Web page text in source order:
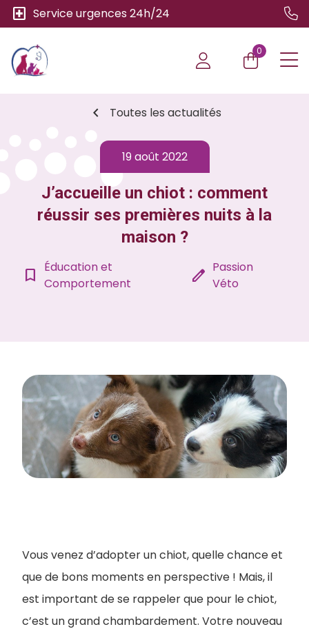
local_hospital Service urgences 24h/24
0
chevron_left Toutes les actualités
19 août 2022
J’accueille un chiot : comment
réussir ses premières nuits à la
maison ?
bookmark_border
Éducation et
Comportement
edit Passion
Véto
Vous venez d’adopter un chiot, quelle chance et
que de bons moments en perspective ! Mais, il
est important de se rappeler que pour le chiot,
c’est un grand chambardement. Votre nouveau